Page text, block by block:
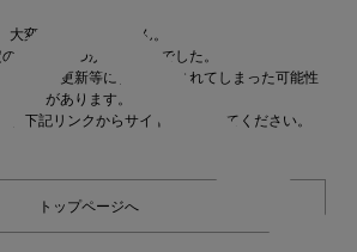
大変申し訳ありません。
の商品が見つかりませんでした。
るか、更新等に伴い削除されてしまった可能性
があります。
、下記リンクからサイトへ移動してください。
トップページへ